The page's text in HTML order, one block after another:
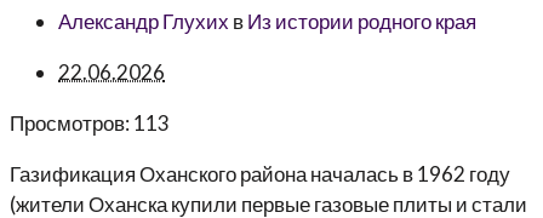
Александр Глухих вИз истории родного края
22.06.2026
Просмотров: 113
Газификация Оханского района началась в 1962 году
(жители Оханска купили первые газовые плиты и стали